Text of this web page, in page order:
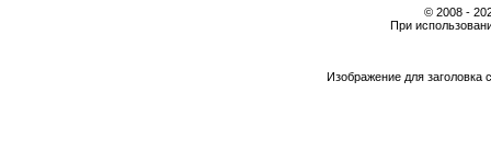
© 2008 -
При
Изображение для